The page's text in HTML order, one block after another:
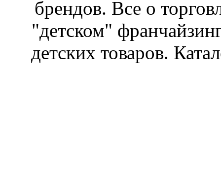
брендов. Все о
"детском"
детских товаров.